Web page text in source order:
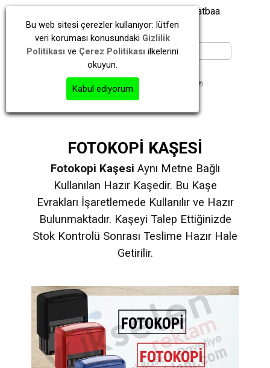
İstanbul | Kayışdağı | Ataşehir | Matbaa
FOTOKOPİ KAŞESİ
Fotokopi Kaşesi Aynı Metne Bağlı
Kullanılan Hazır Kaşedir. Bu Kaşe
Evrakları İşaretlemede Kullanılır ve Hazır
Bulunmaktadır. Kaşeyi Talep Ettiğinizde
Stok Kontrolü Sonrası Teslime Hazır Hale
Getirilir.
Bu web sitesi çerezler kullanıyor: lütfen
veri koruması konusundaki Gizlilik
Politikası ve Çerez Politikası ilkelerini
okuyun.
Kabul ediyorum